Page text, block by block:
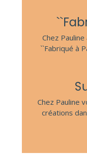
Chez
``Fabriqué à
Chez Pauline
créations